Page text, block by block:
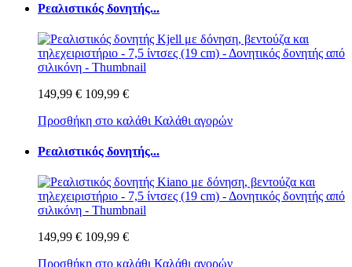
Ρεαλιστικός δονητής...
149,99 € 109,99 €
Προσθήκη στο καλάθι Καλάθι αγορών
Ρεαλιστικός δονητής...
149,99 € 109,99 €
Προσθήκη στο καλάθι Καλάθι αγορών